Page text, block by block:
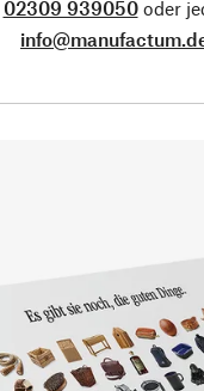
02309 939050oder